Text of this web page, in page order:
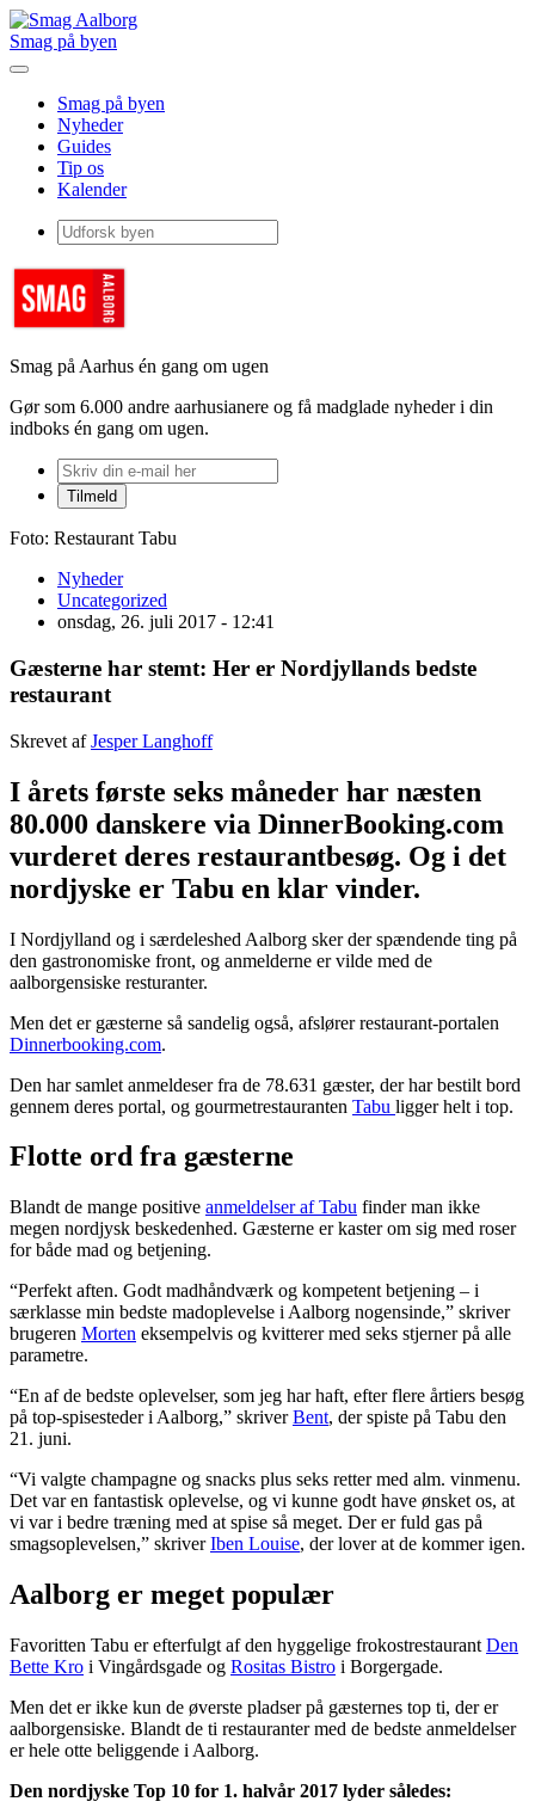
Smag på byen
Smag på byen
Nyheder
Guides
Tip os
Kalender
Smag på Aarhus én gang om ugen
Gør som 6.000 andre aarhusianere og få madglade nyheder i din
indboks én gang om ugen.
Foto: Restaurant Tabu
Nyheder
Uncategorized
onsdag, 26. juli 2017 - 12:41
Gæsterne har stemt: Her er Nordjyllands bedste
restaurant
Skrevet afJesper Langhoff
I årets første seks måneder har næsten
80.000 danskere via DinnerBooking.com
vurderet deres restaurantbesøg. Og i det
nordjyske er Tabu en klar vinder.
I Nordjylland og i særdeleshed Aalborg sker der spændende ting på
den gastronomiske front, og anmelderne er vilde med de
aalborgensiske resturanter.
Men det er gæsterne så sandelig også, afslører restaurant-portalen
Dinnerbooking.com.
Den har samlet anmeldeser fra de 78.631 gæster, der har bestilt bord
gennem deres portal, og gourmetrestauranten Tabu ligger helt i top.
Flotte ord fra gæsterne
Blandt de mange positive anmeldelser af Tabu finder man ikke
megen nordjysk beskedenhed. Gæsterne er kaster om sig med roser
for både mad og betjening.
“Perfekt aften. Godt madhåndværk og kompetent betjening – i
særklasse min bedste madoplevelse i Aalborg nogensinde,” skriver
brugeren Morten eksempelvis og kvitterer med seks stjerner på alle
parametre.
“En af de bedste oplevelser, som jeg har haft, efter flere årtiers besøg
på top-spisesteder i Aalborg,” skriverBent, der spiste på Tabu den
21. juni.
“Vi valgte champagne og snacks plus seks retter med alm. vinmenu.
Det var en fantastisk oplevelse, og vi kunne godt have ønsket os, at
vi var i bedre træning med at spise så meget. Der er fuld gas på
smagsoplevelsen,” skriverIben Louise, der lover at de kommer igen.
Aalborg er meget populær
Favoritten Tabu er efterfulgt af den hyggelige frokostrestaurant Den
Bette Kro i Vingårdsgade og Rositas Bistro i Borgergade.
Men det er ikke kun de øverste pladser på gæsternes top ti, der er
aalborgensiske. Blandt de ti restauranter med de bedste anmeldelser
er hele otte beliggende i Aalborg.
Den nordjyske Top 10 for 1. halvår 2017 lyder således: